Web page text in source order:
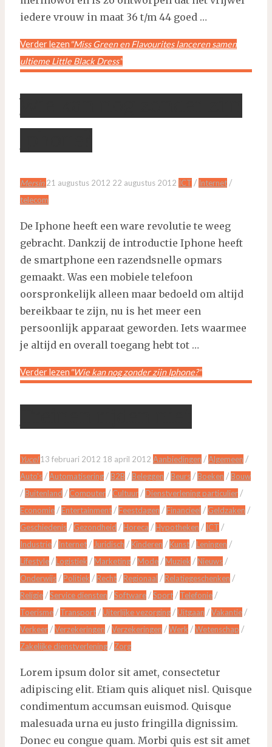
iedere vrouw in maat 36 t/m 44 goed …
Verder lezen "Miss Green en Flavourites lanceren samen
ultieme Little Black Dress"
Wie kan nog zonder zijn
Mersin 21 augustus 2012 22 augustus 2012 ICT / Internet/
telecom
De Iphone heeft een ware revolutie te weeg
gebracht. Dankzij de introductie Iphone heeft
de smartphone een razendsnelle opmars
gemaakt. Was een mobiele telefoon
oorspronkelijk alleen maar bedoeld om altijd
bereikbaar te zijn, nu is het meer een
persoonlijk apparaat geworden. Iets waarmee
je altijd en overall toegang hebt tot …
Verder lezen "Wie kan nog zonder zijn Iphone?"
Yucel 13 februari 2012 18 april 2012 Aanbiedingen /Algemeen /
Auto's/Automatisering/ B2B / Beleggen / Beurs/ Boeken / Bouw
/ Buitenland / Computer/ Cultuur/ Dienstverlening particulier/
Economie/ Entertainment/ Feestdagen / Financieel / Geldzaken /
Geschiedenis/ Gezondheid / Horeca / Hypotheken / ICT /
Industrie/ Internet/ Juridisch / Kinderen / Kunst/ Leningen /
Lifestyle/ Logistiek / Marketing/ Mode/ Muziek / Nieuws/
Onderwijs/ Politiek / Recht/ Regionaal / Relatiegeschenken /
Religie/Service diensten /Software/Sport/ Telefonie/
Toerisme/ Transport/ Uiterlijke vezorging/ Uitgaan /Vakantie/
Verkeer/Verzekeringen /Verzekeringen /Werk /Wetenschap /
Zakelijke dienstverlening/ Zorg
Lorem ipsum dolor sit amet, consectetur
adipiscing elit. Etiam quis aliquet nisl. Quisque
condimentum accumsan euismod. Quisque
malesuada urna eu justo fringilla dignissim.
Donec eu congue quam. Morbi quis est sit amet